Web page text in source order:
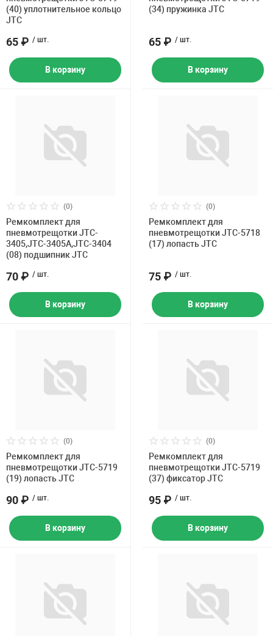
(40) уплотнительное кольцо
JTC
65 ₽ / шт.
В корзину
(34) пружинка JTC
65 ₽ / шт.
В корзину
(0)
Ремкомплект для
пневмотрещотки JTC-
3405,JTC-3405A,JTC-3404
(08) подшипник JTC
70 ₽ / шт.
В корзину
(0)
Ремкомплект для
пневмотрещотки JTC-5718
(17) лопасть JTC
75 ₽ / шт.
В корзину
(0)
Ремкомплект для
пневмотрещотки JTC-5719
(19) лопасть JTC
90 ₽ / шт.
В корзину
(0)
Ремкомплект для
пневмотрещотки JTC-5719
(37) фиксатор JTC
95 ₽ / шт.
В корзину